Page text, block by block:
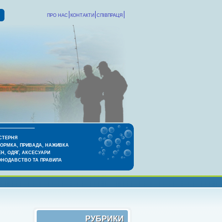
СПІВПРАЦЯ
КОНТАКТИ
ПРО НАС
ПРИВАДА, НАЖИВКА
ОДЯГ, АКСЕСУАРИ
ТА ПРАВИЛА
РУБРИКИ